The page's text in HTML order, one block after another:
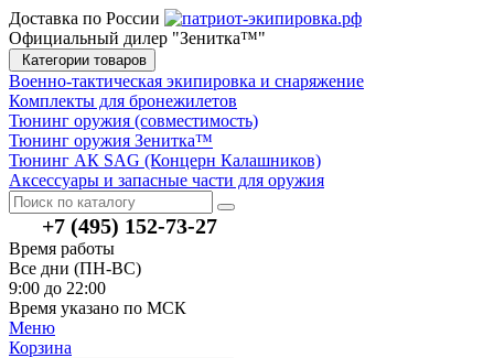
Доставка по России
Официальный дилер "Зенитка™"
Категории товаров
Военно-тактическая экипировка и снаряжение
Комплекты для бронежилетов
Тюнинг оружия (совместимость)
Тюнинг оружия Зенитка™
Тюнинг АК SAG (Концерн Калашников)
Аксессуары и запасные части для оружия
+7 (495) 152-73-27
Время работы
Все дни (ПН-ВС)
9:00 до 22:00
Время указано по МСК
Меню
Корзина